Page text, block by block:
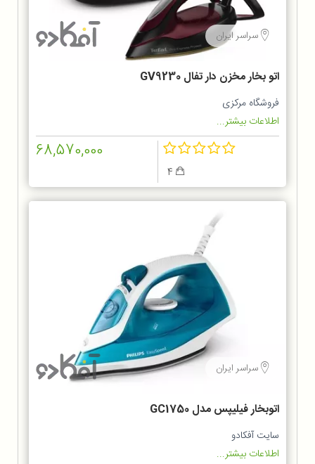
سراسر ایران
اتو بخار مخزن دار تفال GV9230
فروشگاه مرکزی
اطلاعات بیشتر...
68,570,000
سراسر ایران
اتوبخار فیلیپس مدل GC1750
سایت آفکادو
اطلاعات بیشتر...